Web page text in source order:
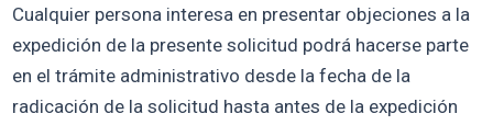
Cualquier persona interesa en presentar objeciones a la
expedición de la presente solicitud podrá hacerse parte
en el trámite administrativo desde la fecha de la
radicación de la solicitud hasta antes de la expedición